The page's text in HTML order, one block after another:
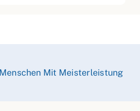
Mit Meisterleistung